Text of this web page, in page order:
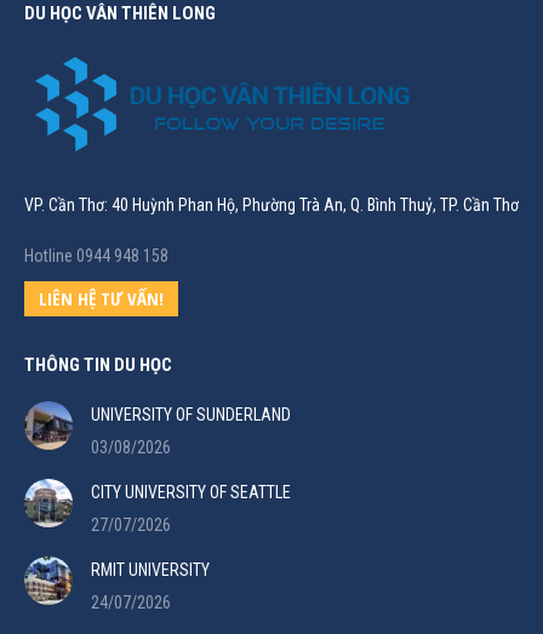
DU HỌC VÂN THIÊN LONG
VP. Cần Thơ: 40 Huỳnh Phan Hộ, Phường Trà An, Q. Bình Thuỷ, TP. Cần Thơ
Hotline 0944 948 158
LIÊN HỆ TƯ VẤN!
THÔNG TIN DU HỌC
UNIVERSITY OF SUNDERLAND
03/08/2026
CITY UNIVERSITY OF SEATTLE
27/07/2026
RMIT UNIVERSITY
24/07/2026